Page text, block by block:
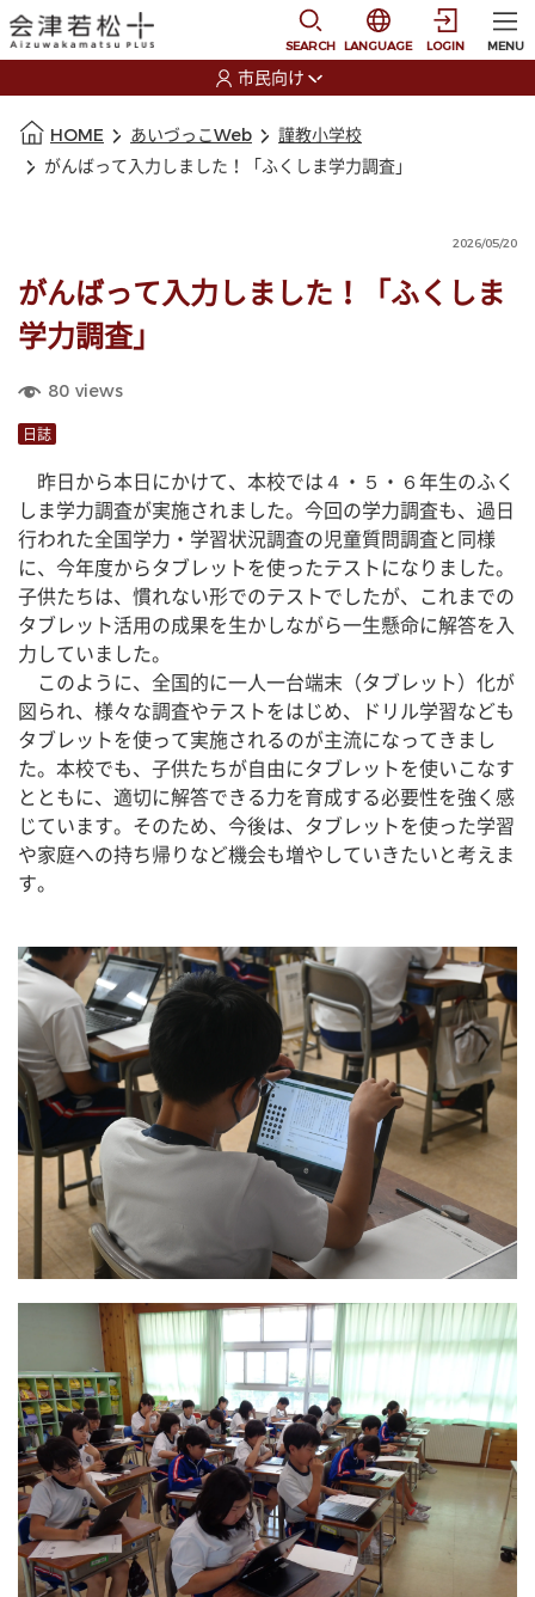
SEARCH
選択すると言語の切
LANGUAGE LOGIN MENU
市民向け
HOME あいづっこWeb
謹教小学校
がんばって入力しました！「ふくしま学力調査」
2026/05/20
がんばって入力しました！「ふくしま
学力調査」
80 views
日誌
昨日から本日にかけて、本校では４・５・６年生のふく
しま学力調査が実施されました。今回の学力調査も、過日
行われた全国学力・学習状況調査の児童質問調査と同様
に、今年度からタブレットを使ったテストになりました。
子供たちは、慣れない形でのテストでしたが、これまでの
タブレット活用の成果を生かしながら一生懸命に解答を入
力していました。
このように、全国的に一人一台端末（タブレット）化が
図られ、様々な調査やテストをはじめ、ドリル学習なども
タブレットを使って実施されるのが主流になってきまし
た。本校でも、子供たちが自由にタブレットを使いこなす
とともに、適切に解答できる力を育成する必要性を強く感
じています。そのため、今後は、タブレットを使った学習
や家庭への持ち帰りなど機会も増やしていきたいと考えま
す。